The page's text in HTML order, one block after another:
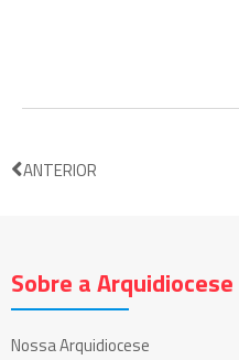
ANTERIOR
Sobre a Arquidiocese
Nossa Arquidiocese